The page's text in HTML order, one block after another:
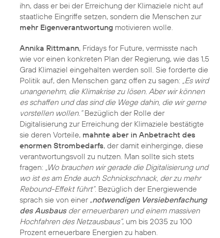
ihn, dass er bei der Erreichung der Klimaziele nicht auf
staatliche Eingriffe setzen, sondern die Menschen zur
mehr Eigenverantwortung motivieren wolle.
Annika Rittmann, Fridays for Future, vermisste nach
wie vor einen konkreten Plan der Regierung, wie das 1,5
Grad Klimaziel eingehalten werden soll. Sie forderte die
Politik auf, den Menschen ganz offen zu sagen: „Es wird
unangenehm, die Klimakrise zu lösen. Aber wir können
es schaffen und das sind die Wege dahin, die wir gerne
vorstellen wollen.“Bezüglich der Rolle der
Digitalisierung zur Erreichung der Klimaziele bestätigte
sie deren Vorteile, mahnte aber in Anbetracht des
enormen Strombedarfs, der damit einherginge, diese
verantwortungsvoll zu nutzen. Man sollte sich stets
fragen: „Wo brauchen wir gerade die Digitalisierung und
wo ist es am Ende auch Schnickschnack, der zu mehr
Rebound-Effekt führt“. Bezüglich der Energiewende
sprach sie von einer „notwendigen Versiebenfachung
des Ausbausder erneuerbaren und einem massiven
Hochfahren des Netzausbaus“, um bis 2035 zu 100
Prozent erneuerbare Energien zu haben.